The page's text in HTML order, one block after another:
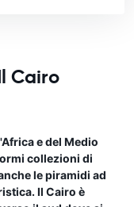
Cairo
e del Medio
collezioni di
le piramidi ad
Il Cairo è